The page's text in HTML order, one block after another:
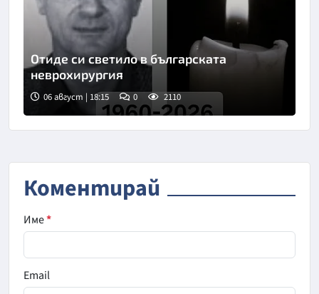
Отиде си светило в българската
неврохирургия
06 август | 18:15 0 2110
Коментирай
Име*
Email